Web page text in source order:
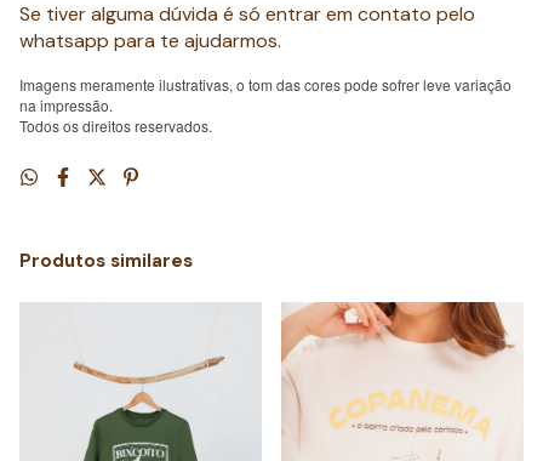
Se tiver alguma dúvida é só entrar em contato pelo
whatsapp para te ajudarmos.
Imagens meramente ilustrativas, o tom das cores pode sofrer leve variação
na impressão.
Todos os direitos reservados.
Produtos similares